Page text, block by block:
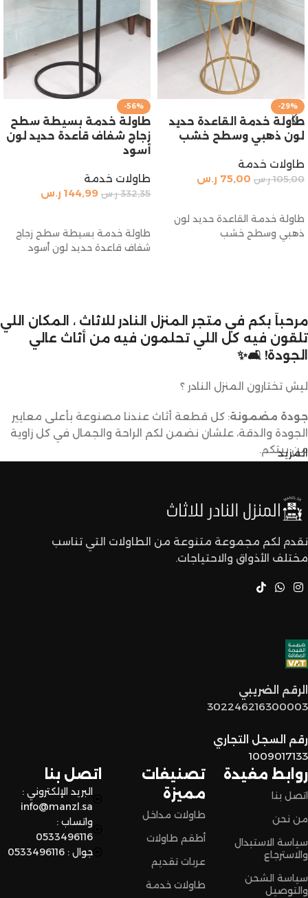
-29%
طاولة خدمة القاعدة حديد
لون ذهبي وسطح خشب
طاولات خدمة
105,00 ر.س 75,00 ر.س
طاولة خدمة القاعدة حديد لون
ذهبي وسطح خشب
-56%
طاولة خدمة بسيطة سطح
زجاج شفاف قاعدة حديد لون
أسود
طاولات خدمة
332,35 ر.س 144,99 ر.س
طاولة خدمة بسيطة سطح زجاج
شفاف قاعدة حديد لون أسود
مرحباً بكم في متجر المنزل النادر للاثاث ، المكان اللي
تلقون فيه كل اللي تحلمون فيه من أثاث عالي
الجودة! 🛋️✨
ليش تختارون المنزل النادر ؟
جودة مضمونة: كل قطعة أثاث عندنا مصنوعة بأعلى معايير
الجودة والدقة، علشان نضمن لكم الراحة والجمال في كل زاوية
من بيتكم.
الأذواق والديكورات. ما راح تحتاجون تدورون كثير علشان تلقون
اللي يعجبكم.
أسعار تنافسية : نقدم لكم أفضل الأسعار في السوق بدون ما
اختيار القطع المناسبة لين توصل لكم لحد البيت.
توصيل سريع وآمن
نضمن وصول منتجاتكم بأفضل حالة وفي أقصر وقت ممكن.
اختاروا الراحة والأناقة من المنزل النادر للاثاث الآن وعيشوا تجربة
تسوق مميزة.
المزيد
روابط مفيدة
اتصل بنا
من نحن
سياسة الاستبدال
والاسترجاع
سياسة الشحن
والتوصيل
تصنيفات
مميزة
طاولات مداخل
أطقم طاولات
عربات تقديم
طاولات خدمة
اتصل بنا
البريد الإلكتروني :
info@manzl.sa
واتساب :
0533496116
جوال : 0533496116
نقدم لكم مجموعة متنوعة من الطاولات التي تناسب
مختلف الأذواق والاحتياجات.
الرقم الضريبي
302246216300003
رقم السجل التجاري
1009017133